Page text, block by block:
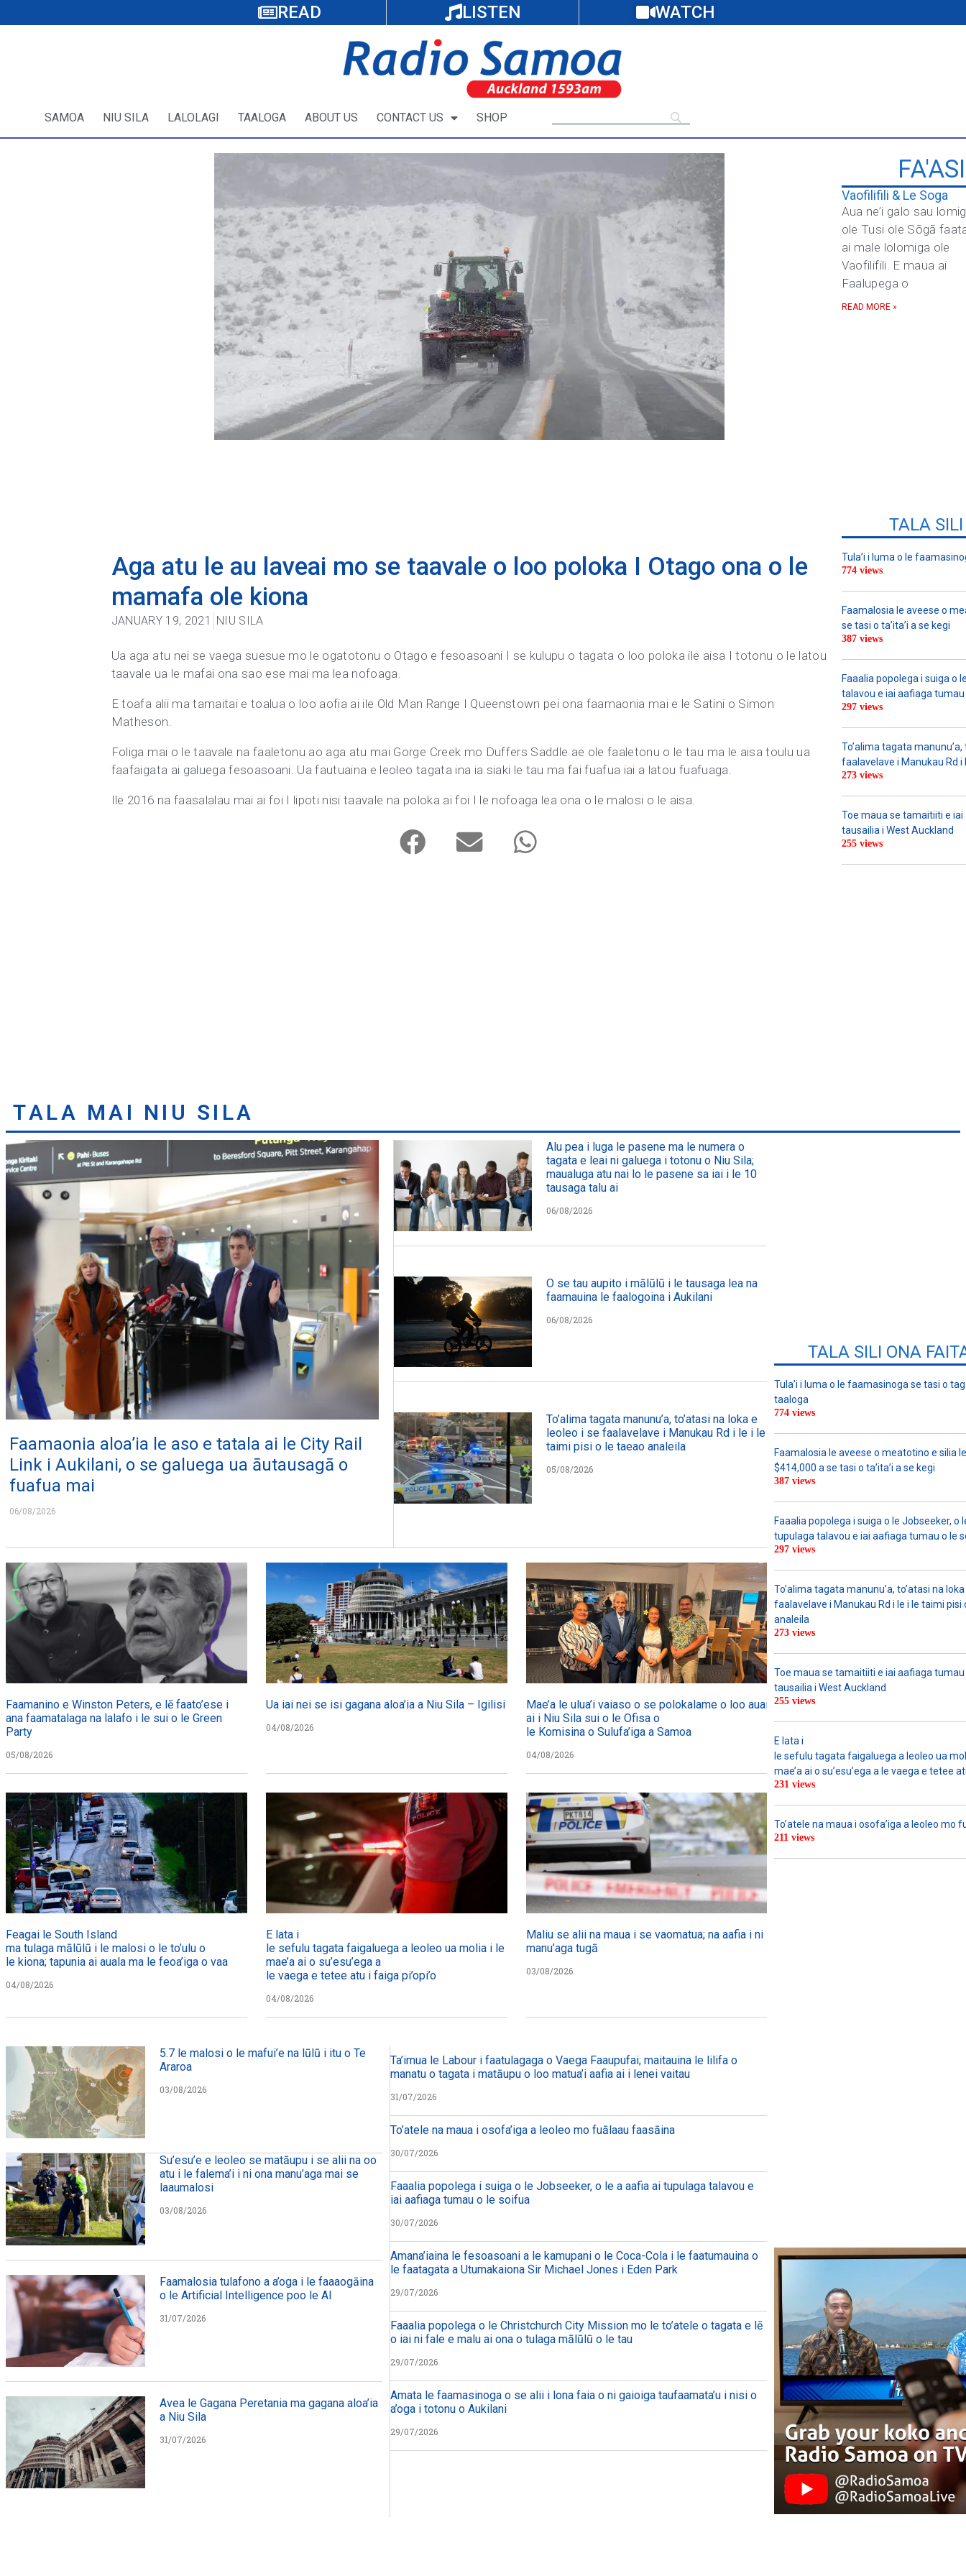
READ LISTEN WATCH
SAMOA NIU SILA LALOLAGI TAALOGA ABOUT US CONTACT US SHOP
Aga atu le au laveai mo se taavale o loo poloka I Otago ona o le
mamafa ole kiona
JANUARY 19, 2021 NIU SILA
Ua aga atu nei se vaega suesue mo le ogatotonu o Otago e fesoasoani I se kulupu o tagata o loo poloka ile aisa I totonu o le latou
taavale ua le mafai ona sao ese mai ma lea nofoaga.
E toafa alii ma tamaitai e toalua o loo aofia ai ile Old Man Range I Queenstown pei ona faamaonia mai e le Satini o Simon
Matheson.
Foliga mai o le taavale na faaletonu ao aga atu mai Gorge Creek mo Duffers Saddle ae ole faaletonu o le tau ma le aisa toulu ua
faafaigata ai galuega fesoasoani. Ua fautuaina e leoleo tagata ina ia siaki le tau ma fai fuafua iai a latou fuafuaga.
Ile 2016 na faasalalau mai ai foi I lipoti nisi taavale na poloka ai foi I le nofoaga lea ona o le malosi o le aisa.
Vaofilifili & Le Soga
Aua ne’i galo sau
ole Tusi ole Sōgā
ai male lolomiga ole
Vaofilifili. E maua ai
Faalupega o
READ MORE »
TALA
Tula’i i luma o le
774 views
Faamalosia le aveese o
se tasi o ta’ita’i a se kegi
387 views
Faaalia popolega i suiga o
talavou e iai aafiaga
297 views
To’alima tagata
faalavelave i Manukau Rd
273 views
Toe maua se tamaitiiti e
tausailia i West Auckland
255 views
TALA MAI NIU SILA
Faamaonia aloa’ia le aso e tatala ai le City Rail
Link i Aukilani, o se galuega ua āutausagā o
fuafua mai
06/08/2026
Alu pea i luga le pasene ma le numera o
tagata e leai ni galuega i totonu o Niu Sila;
maualuga atu nai lo le pasene sa iai i le 10
tausaga talu ai
06/08/2026
O se tau aupito i mālūlū i le tausaga lea na
faamauina le faalogoina i Aukilani
06/08/2026
To’alima tagata manunu’a, to’atasi na loka e
leoleo i se faalavelave i Manukau Rd i le i le
taimi pisi o le taeao analeila
05/08/2026
Faamanino e Winston Peters, e lē faato’ese i
ana faamatalaga na lalafo i le sui o le Green
Party
05/08/2026
Ua iai nei se isi gagana aloa’ia a Niu Sila – Igilisi
04/08/2026
Mae’a le ulua’i vaiaso o se polokalame o loo auai mai
ai i Niu Sila sui o le Ofisa o
le Komisina o Sulufa’iga a Samoa
04/08/2026
Feagai le South Island
ma tulaga mālūlū i le malosi o le to’ulu o
le kiona; tapunia ai auala ma le feoa’iga o vaa
04/08/2026
E lata i
le sefulu tagata faigaluega a leoleo ua molia i le tulafono i le
mae’a ai o su’esu’ega a
le vaega e tetee atu i faiga pi’opi’o
04/08/2026
Maliu se alii na maua i se vaomatua; na aafia i ni
manu’aga tugā
03/08/2026
TALA SILI ONA
Tula’i i luma o le faamasinoga se tasi o
taaloga
774 views
Faamalosia le aveese o meatotino e silia
$414,000 a se tasi o ta’ita’i a se kegi
387 views
Faaalia popolega i suiga o le Jobseeker, o
tupulaga talavou e iai aafiaga tumau o le
297 views
To’alima tagata manunu’a, to’atasi na
faalavelave i Manukau Rd i le i le taimi pisi
analeila
273 views
Toe maua se tamaitiiti e iai aafiaga
tausailia i West Auckland
255 views
E lata i
le sefulu tagata faigaluega a leoleo ua
mae’a ai o su’esu’ega a le vaega e tetee
231 views
To’atele na maua i osofa’iga a leoleo mo
211 views
5.7 le malosi o le mafui’e na lūlū i itu o Te
Araroa
03/08/2026
Su’esu’e e leoleo se matāupu i se alii na oo
atu i le falema’i i ni ona manu’aga mai se
laaumalosi
03/08/2026
Faamalosia tulafono a a’oga i le faaaogāina
o le Artificial Intelligence poo le AI
31/07/2026
Avea le Gagana Peretania ma gagana aloa’ia
a Niu Sila
31/07/2026
Ta’imua le Labour i faatulagaga o Vaega Faaupufai; maitauina le lilifa o
manatu o tagata i matāupu o loo matua’i aafia ai i lenei vaitau
31/07/2026
To’atele na maua i osofa’iga a leoleo mo fuālaau faasāina
30/07/2026
Faaalia popolega i suiga o le Jobseeker, o le a aafia ai tupulaga talavou e
iai aafiaga tumau o le soifua
30/07/2026
Amana’iaina le fesoasoani a le kamupani o le Coca-Cola i le faatumauina o
le faatagata a Utumakaiona Sir Michael Jones i Eden Park
29/07/2026
Faaalia popolega o le Christchurch City Mission mo le to’atele o tagata e lē
o iai ni fale e malu ai ona o tulaga mālūlū o le tau
29/07/2026
Amata le faamasinoga o se alii i lona faia o ni gaioiga taufaamata’u i nisi o
a’oga i totonu o Aukilani
29/07/2026